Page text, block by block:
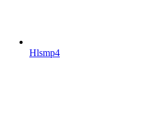
Hlsmp4